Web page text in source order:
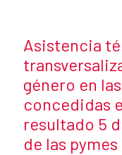
News title
Asistencia
género en
concedidas
resultado 5
de las